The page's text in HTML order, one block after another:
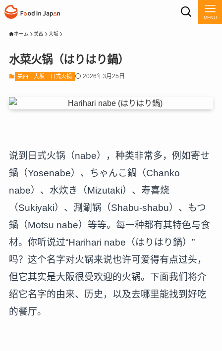
MENU
ホーム 关西 大坂
水菜火锅（はりはり鍋）
关西 大坂 日式火锅 2026年3月25日
说到日式火锅（nabe），种类非常多，例如寄せ
鍋（Yosenabe）、ちゃんこ鍋（Chanko
nabe）、水炊き（Mizutaki）、寿喜烧
（Sukiyaki）、涮涮锅（Shabu-shabu）、もつ
鍋（Motsu nabe）等等。每一种都有其特色与食
材。你听说过“Harihari nabe（はりはり鍋）”
吗？这个名字对火锅来说也许可爱得有点过头，
但它其实是大阪很受欢迎的火锅。下面我们将介
绍它名字的由来、历史，以及去哪里能找到好吃
的餐厅。